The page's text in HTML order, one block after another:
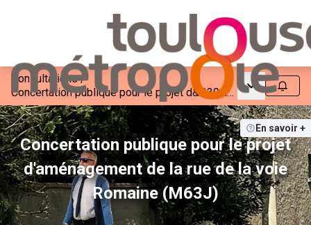
Consultations /
Concertation publique pour le projet d&#39;aménagement de la rue de la voie Romaine (M63J)
Menu Suivre
En savoir +
Concertation publique pour le projet
d'aménagement de la rue de la voie
Romaine (M63J)